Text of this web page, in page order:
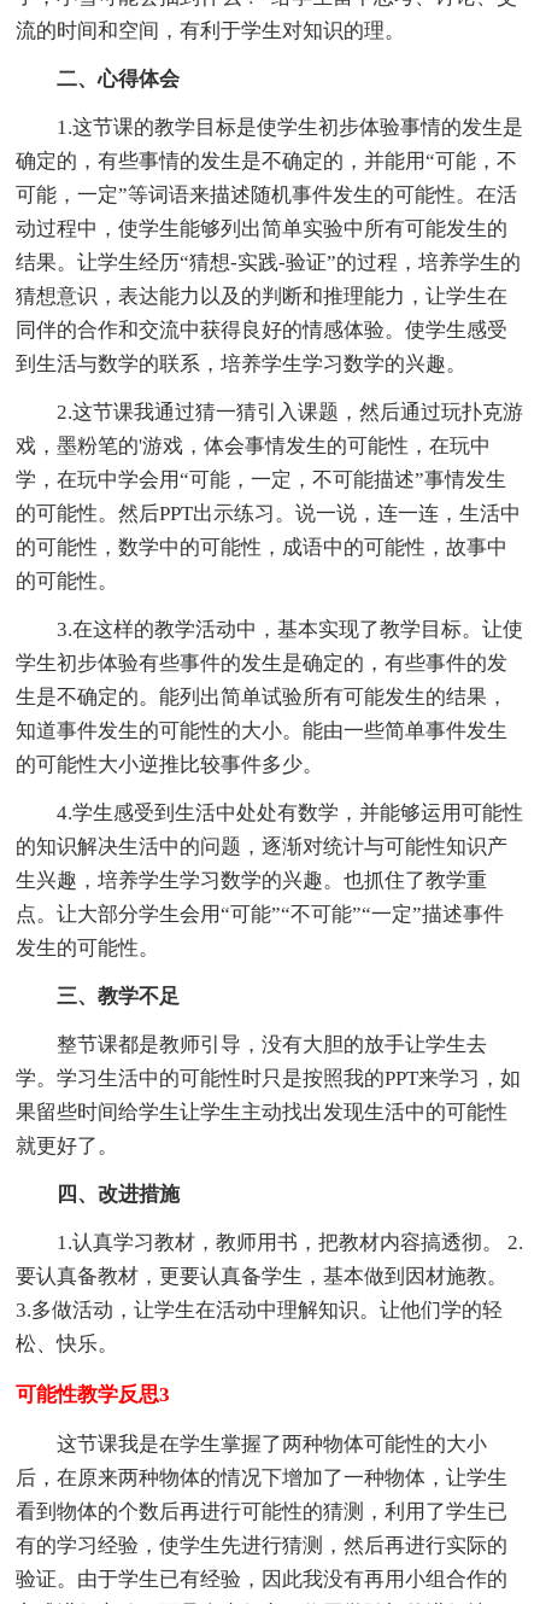
流的时间和空间，有利于学生对知识的理。
二、心得体会
1.这节课的教学目标是使学生初步体验事情的发生是
确定的，有些事情的发生是不确定的，并能用“可能，不
可能，一定”等词语来描述随机事件发生的可能性。在活
动过程中，使学生能够列出简单实验中所有可能发生的
结果。让学生经历“猜想-实践-验证”的过程，培养学生的
猜想意识，表达能力以及的判断和推理能力，让学生在
同伴的合作和交流中获得良好的情感体验。使学生感受
到生活与数学的联系，培养学生学习数学的兴趣。
2.这节课我通过猜一猜引入课题，然后通过玩扑克游
戏，墨粉笔的'游戏，体会事情发生的可能性，在玩中
学，在玩中学会用“可能，一定，不可能描述”事情发生
的可能性。然后PPT出示练习。说一说，连一连，生活中
的可能性，数学中的可能性，成语中的可能性，故事中
的可能性。
3.在这样的教学活动中，基本实现了教学目标。让使
学生初步体验有些事件的发生是确定的，有些事件的发
生是不确定的。能列出简单试验所有可能发生的结果，
知道事件发生的可能性的大小。能由一些简单事件发生
的可能性大小逆推比较事件多少。
4.学生感受到生活中处处有数学，并能够运用可能性
的知识解决生活中的问题，逐渐对统计与可能性知识产
生兴趣，培养学生学习数学的兴趣。也抓住了教学重
点。让大部分学生会用“可能”“不可能”“一定”描述事件
发生的可能性。
三、教学不足
整节课都是教师引导，没有大胆的放手让学生去
学。学习生活中的可能性时只是按照我的PPT来学习，如
果留些时间给学生让学生主动找出发现生活中的可能性
就更好了。
四、改进措施
1.认真学习教材，教师用书，把教材内容搞透彻。 2.
要认真备教材，更要认真备学生，基本做到因材施教。
3.多做活动，让学生在活动中理解知识。让他们学的轻
松、快乐。
可能性教学反思3
这节课我是在学生掌握了两种物体可能性的大小
后，在原来两种物体的情况下增加了一种物体，让学生
看到物体的个数后再进行可能性的猜测，利用了学生已
有的学习经验，使学生先进行猜测，然后再进行实际的
验证。由于学生已有经验，因此我没有再用小组合作的